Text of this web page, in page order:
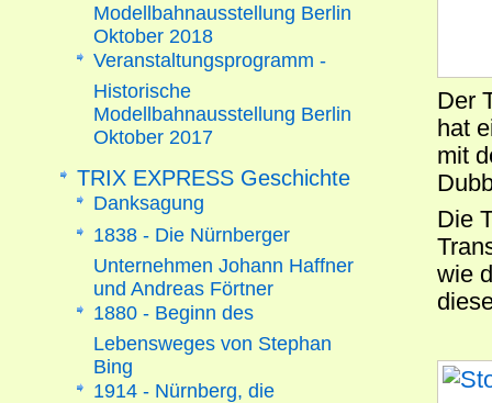
Der
hat
mit
Die
wie
Modellbahnausstellung Berlin
Oktober 2018
Veranstaltungsprogramm -
Historische
Modellbahnausstellung Berlin
Oktober 2017
TRIX EXPRESS Geschichte
Danksagung
1838 - Die Nürnberger
Unternehmen Johann Haffner
und Andreas Förtner
1880 - Beginn des
Lebensweges von Stephan
Bing
1914 - Nürnberg, die